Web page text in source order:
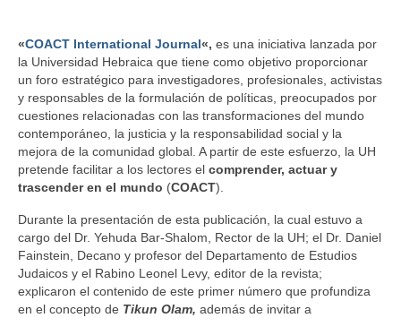
«COACT International Journal«, es una iniciativa lanzada por
la Universidad Hebraica que tiene como objetivo proporcionar
un foro estratégico para investigadores, profesionales, activistas
y responsables de la formulación de políticas, preocupados por
cuestiones relacionadas con las transformaciones del mundo
contemporáneo, la justicia y la responsabilidad social y la
mejora de la comunidad global. A partir de este esfuerzo, la UH
pretende facilitar a los lectores el comprender, actuar y
trascender en el mundo (COACT).
Durante la presentación de esta publicación, la cual estuvo a
cargo del Dr. Yehuda Bar-Shalom, Rector de la UH; el Dr. Daniel
Fainstein, Decano y profesor del Departamento de Estudios
Judaicos y el Rabino Leonel Levy, editor de la revista;
explicaron el contenido de este primer número que profundiza
en el concepto de Tikun Olam, además de invitar a